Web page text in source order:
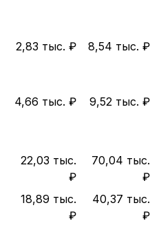
2,83 тыс. ₽ 8,54 тыс. ₽
4,66 тыс. ₽ 9,52 тыс. ₽
22,03 тыс.
₽
70,04 тыс.
₽
18,89 тыс.
₽
40,37 тыс.
₽